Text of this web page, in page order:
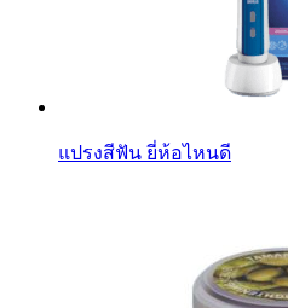
แปรงสีฟัน ยี่ห้อไหนดี